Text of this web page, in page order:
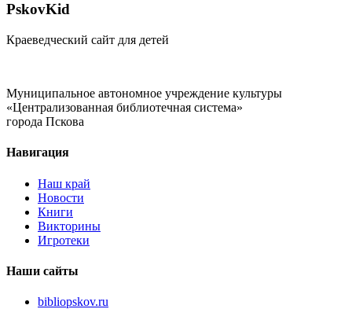
PskovKid
Краеведческий сайт для детей
Муниципальное автономное учреждение культуры
«Централизованная библиотечная система»
города Пскова
Навигация
Наш край
Новости
Книги
Викторины
Игротеки
Наши сайты
bibliopskov.ru